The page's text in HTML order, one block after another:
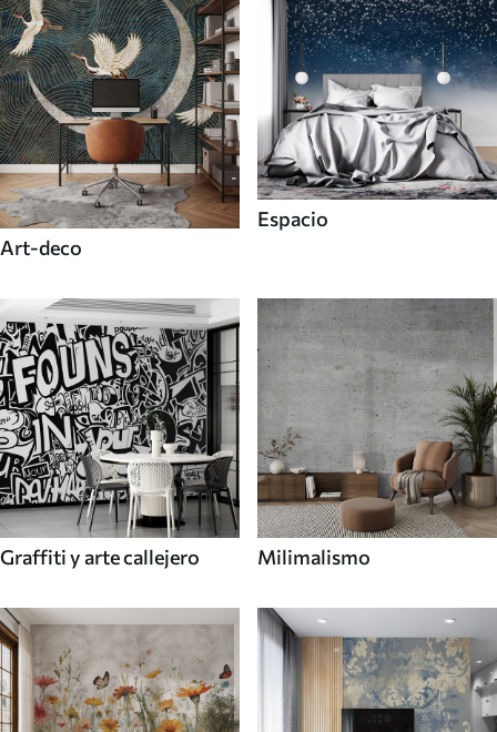
Art-deco
Espacio
Graffiti y arte callejero Milimalismo